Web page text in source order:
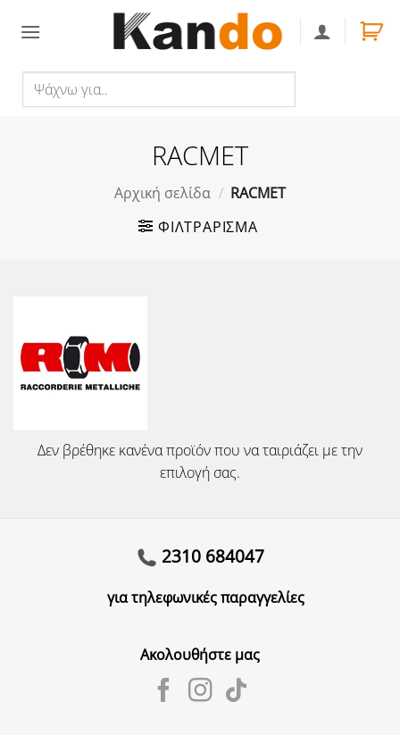
για..
RACMET
Αρχική σελίδα / RACMET
ΦΙΛΤΡΆΡΙΣΜΑ
Δεν βρέθηκε κανένα προϊόν που να ταιριάζει με την
επιλογή σας.
2310 684047
για τηλεφωνικές παραγγελίες
Ακολουθήστε μας